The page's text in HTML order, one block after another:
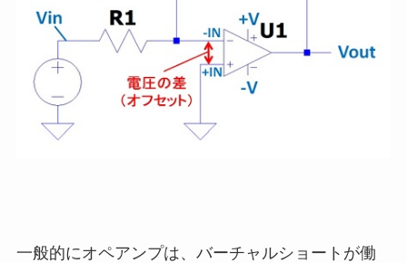
一般的にオペアンプは、バーチャルショートが働